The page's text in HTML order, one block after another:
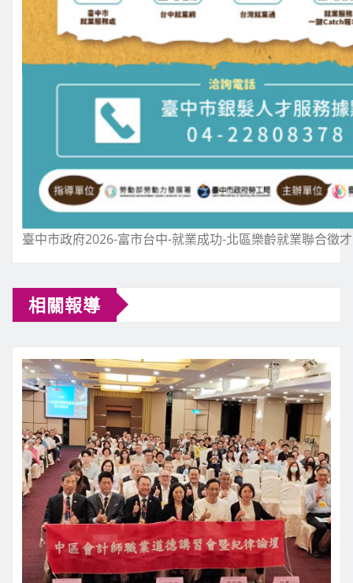
臺中市政府2026-富市台中-就業成功-北區樂齡就業聯合徵
相關報導